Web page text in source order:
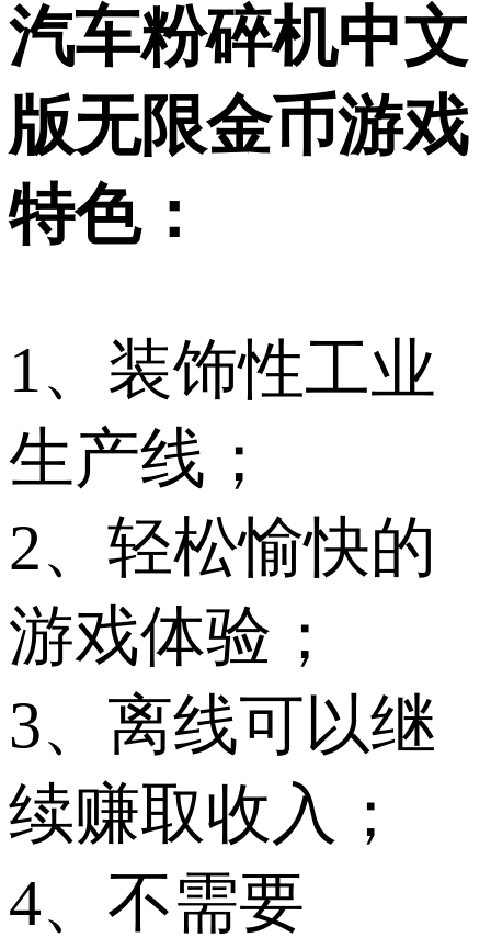
汽车粉碎机中文
版无限金币游戏
特色：
1、装饰性工业
生产线；
2、轻松愉快的
游戏体验；
3、离线可以继
续赚取收入；
4、不需要